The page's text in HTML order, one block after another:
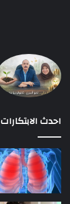
احدث الابتكارات